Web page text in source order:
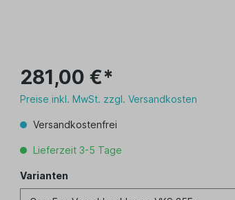
281,00 €*
Preise inkl. MwSt. zzgl. Versandkosten
Versandkostenfrei
Lieferzeit 3-5 Tage
Varianten